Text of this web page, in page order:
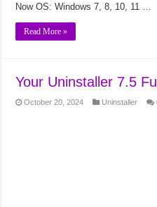
Now OS: Windows 7, 8, 10, 11 …
Read More »
Your Uninstaller 7.5
October 20, 2024 Uninstaller